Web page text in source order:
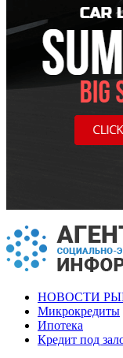
НОВОСТИ
Микрокредиты
Ипотека
Кредит под